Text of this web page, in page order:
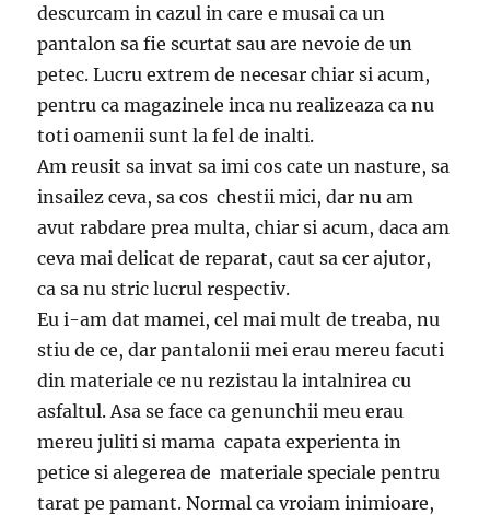
descurcam in cazul in care e musai ca un
pantalon sa fie scurtat sau are nevoie de un
petec. Lucru extrem de necesar chiar si acum,
pentru ca magazinele inca nu realizeaza ca nu
toti oamenii sunt la fel de inalti.
Am reusit sa invat sa imi cos cate un nasture, sa
insailez ceva, sa cos chestii mici, dar nu am
avut rabdare prea multa, chiar si acum, daca am
ceva mai delicat de reparat, caut sa cer ajutor,
ca sa nu stric lucrul respectiv.
Eu i-am dat mamei, cel mai mult de treaba, nu
stiu de ce, dar pantalonii mei erau mereu facuti
din materiale ce nu rezistau la intalnirea cu
asfaltul. Asa se face ca genunchii meu erau
mereu juliti si mama capata experienta in
petice si alegerea de materiale speciale pentru
tarat pe pamant. Normal ca vroiam inimioare,